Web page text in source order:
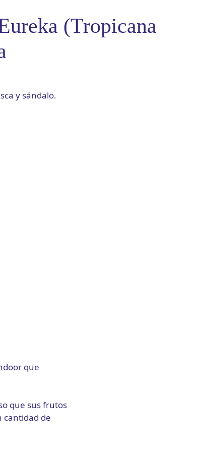
(Tropicana
y sándalo.
que
que sus frutos
cantidad de